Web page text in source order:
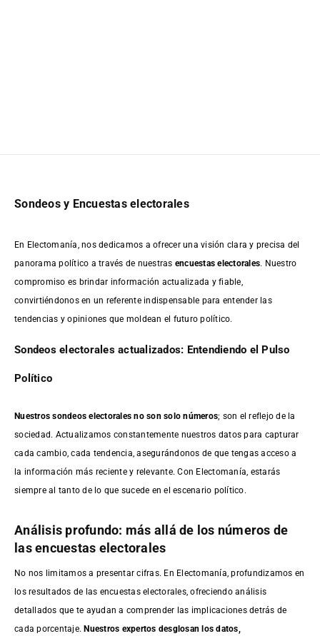
Sondeos y Encuestas electorales
En Electomanía, nos dedicamos a ofrecer una visión clara y precisa del
panorama político a través de nuestras encuestas electorales. Nuestro
compromiso es brindar información actualizada y fiable,
convirtiéndonos en un referente indispensable para entender las
tendencias y opiniones que moldean el futuro político.
Sondeos electorales actualizados: Entendiendo el Pulso
Político
Nuestros sondeos electorales no son solo números; son el reflejo de la
sociedad. Actualizamos constantemente nuestros datos para capturar
cada cambio, cada tendencia, asegurándonos de que tengas acceso a
la información más reciente y relevante. Con Electomanía, estarás
siempre al tanto de lo que sucede en el escenario político.
Análisis profundo: más allá de los números de
las encuestas electorales
No nos limitamos a presentar cifras. En Electomanía, profundizamos en
los resultados de las encuestas electorales, ofreciendo análisis
detallados que te ayudan a comprender las implicaciones detrás de
cada porcentaje.Nuestros expertos desglosan los datos,